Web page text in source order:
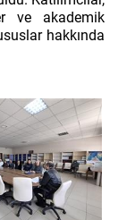
ve akademik
hakkında